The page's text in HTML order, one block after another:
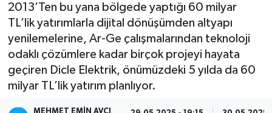
2013’Ten bu yana bölgede yaptığı 60 milyar
TL’lik yatırımlarla dijital dönüşümden altyapı
yenilemelerine, Ar-Ge çalışmalarından teknoloji
odaklı çözümlere kadar birçok projeyi hayata
geçiren Dicle Elektrik, önümüzdeki 5 yılda da 60
milyar TL’lik yatırım planlıyor.
Spor
Turizm
Son Dakika Haberleri
Haber Arşivi